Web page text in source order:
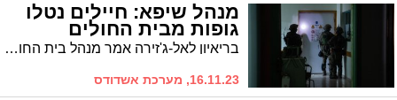
מנהל שיפא: חיילים נטלו
גופות מבית החולים
בריאיון לאל-ג'זירה אמר מנהל בית החולים שיפא כי חיילים ישראלים עדיין מסתובבים במחלקות השונות ולקחו גם גופות מבית החולים
16.11.23, מערכת אשדודס